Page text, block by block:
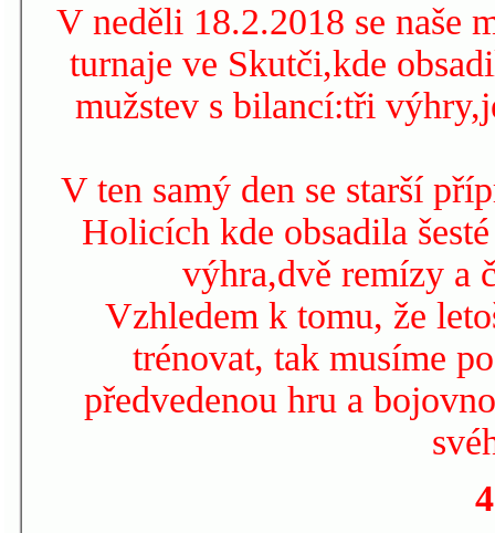
V neděli 18.2.2018 se naše
turnaje ve Skutči,kde
mužstev s bilancí:tři
V ten samý den se starší
Holicích kde obsadila
výhra,dvě remízy a
Vzhledem k tomu, že
trénovat, tak musíme
předvedenou hru a